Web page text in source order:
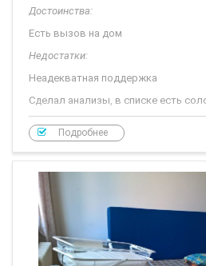
Достоинства:
Есть вызов на дом
Недостатки:
Неадекватная поддержка
Сделал анализы, в списке есть
цифра, пшеничная мука и цифра.
это какой белок? Говорят - нет
солод, это проросшая середина
Подробнее